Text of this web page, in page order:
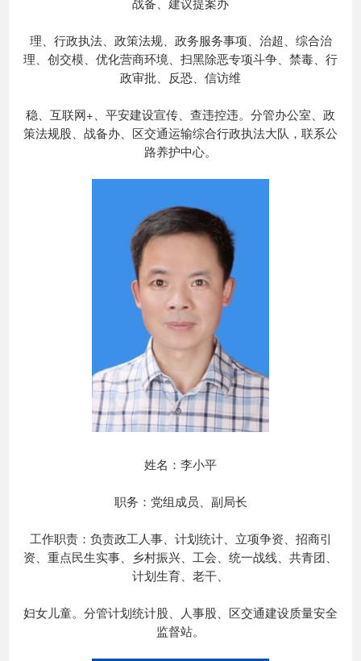
理、行政执法、政策法规、政务服务事项、治超、综合治
理、创交模、优化营商环境、扫黑除恶专项斗争、禁毒、行
政审批、反恐、信访维
稳、互联网+、平安建设宣传、查违控违。分管办公室、政
策法规股、战备办、区交通运输综合行政执法大队，联系公
路养护中心。
姓名：李小平
职务：党组成员、副局长
工作职责：负责政工人事、计划统计、立项争资、招商引
资、重点民生实事、乡村振兴、工会、统一战线、共青团、
计划生育、老干、
妇女儿童。分管计划统计股、人事股、区交通建设质量安全
监督站。